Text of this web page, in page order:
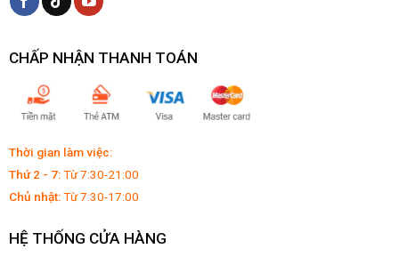
CHẤP NHẬN THANH TOÁN
Thời gian làm việc:
Thứ 2 - 7:Từ 7:30-21:00
Chủ nhật:Từ 7:30-17:00
HỆ THỐNG CỬA HÀNG